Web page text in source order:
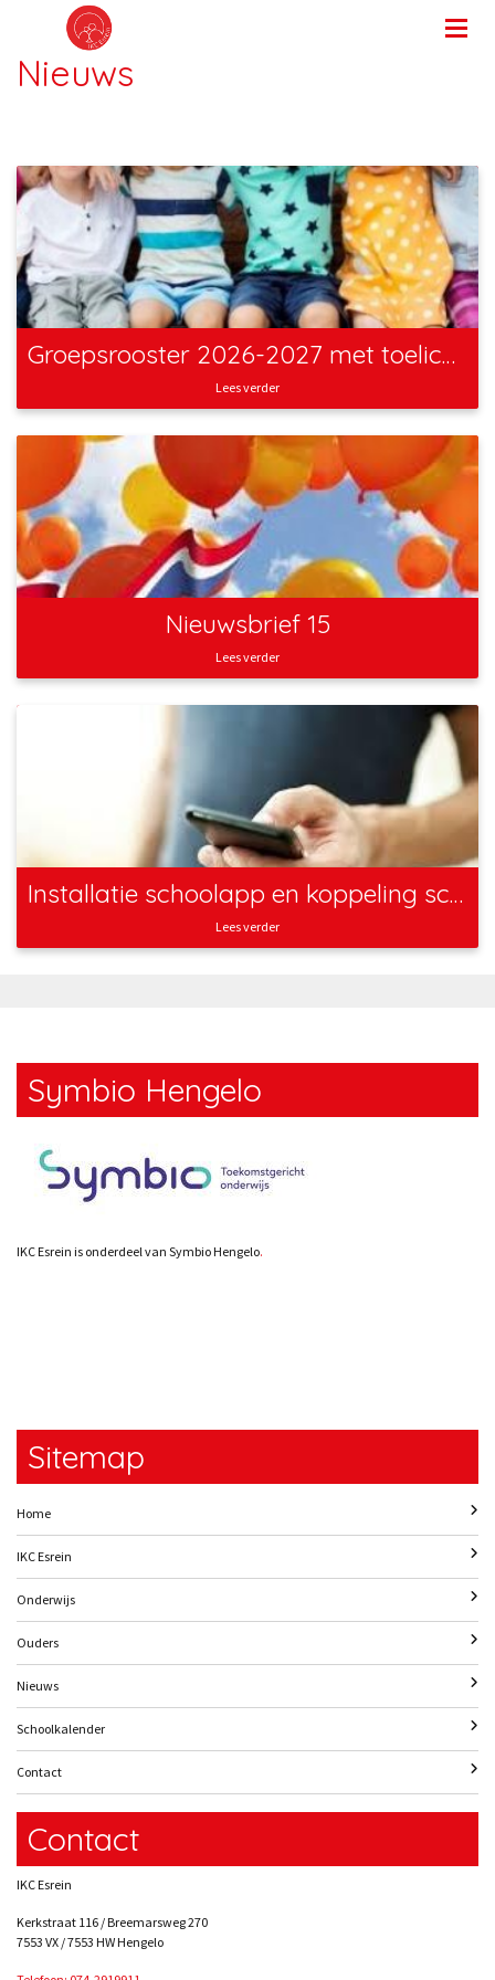
Nieuws
Groepsrooster 2026-2027 met toelichting
Lees verder
Nieuwsbrief 15
Lees verder
Installatie schoolapp en koppeling schoolkalender
Lees verder
Symbio Hengelo
IKC Esrein is onderdeel van Symbio Hengelo.
Sitemap
Home
IKC Esrein
Onderwijs
Ouders
Nieuws
Schoolkalender
Contact
Contact
IKC Esrein
Kerkstraat 116 / Breemarsweg 270
7553 VX / 7553 HW Hengelo